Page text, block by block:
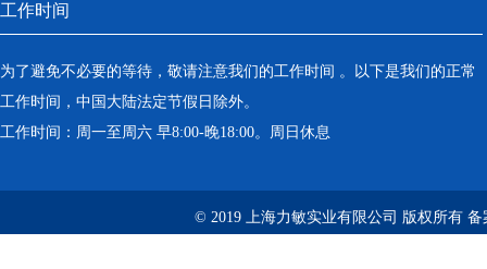
工作时间
为了避免不必要的等待，敬请注意我们的工作时间 。以下是我们的正常
工作时间，中国大陆法定节假日除外。
工作时间：周一至周六 早8:00-晚18:00。周日休息
© 2019 上海力敏实业有限公司 版权所有 备